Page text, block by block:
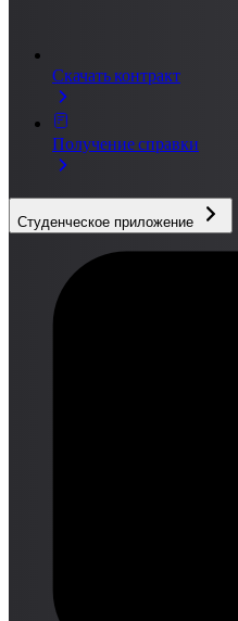
Скачать контракт
Получение справки
Студенческое приложение